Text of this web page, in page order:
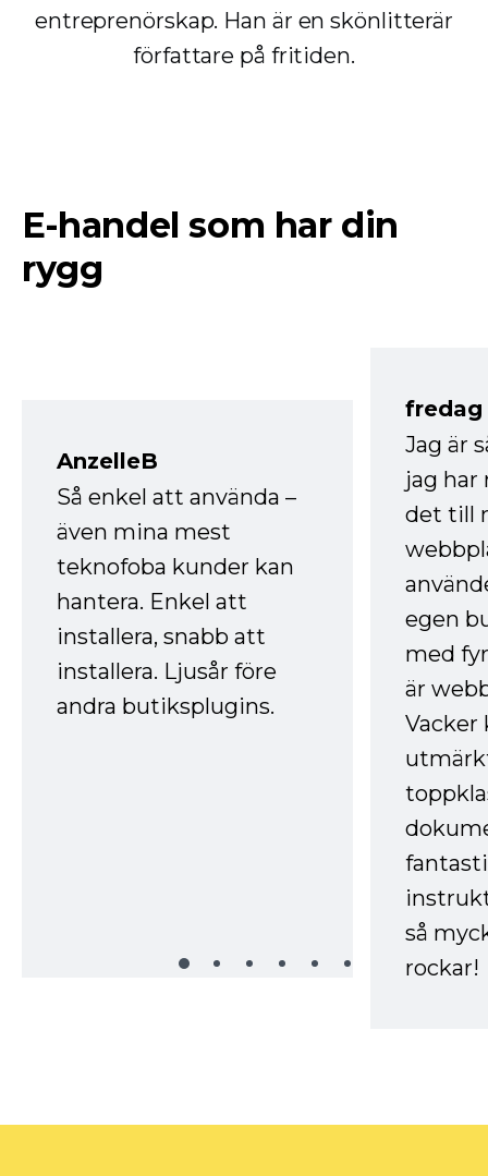
entreprenörskap. Han är en skönlitterär
författare på fritiden.
E-handel som har din
rygg
AnzelleB
Så enkel att använda –
även mina mest
teknofoba kunder kan
hantera. Enkel att
installera, snabb att
installera. Ljusår före
andra butiksplugins.
fredag
Jag är
jag
det till
egen
med
är
Vacker
så
rockar!